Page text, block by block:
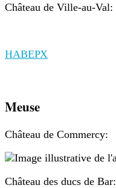
Château de Ville-au-Val:
НАВЕРХ
Meuse
Château de Commercy:
Château des ducs de Bar: